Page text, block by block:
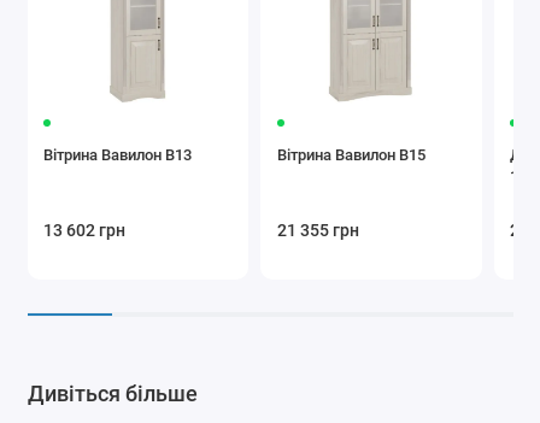
Вітрина Вавилон В13
13 602 грн
Вітрина Вавилон В15
21 355 грн 27
Дивіться більше